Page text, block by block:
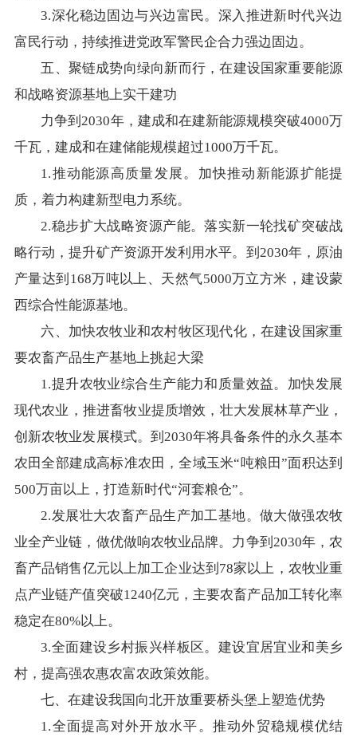
3.深化稳边固边与兴边富民。深入推进新时代兴边
富民行动，持续推进党政军警民企合力强边固边。
五、聚链成势向绿向新而行，在建设国家重要能源
和战略资源基地上实干建功
力争到2030年，建成和在建新能源规模突破4000万
千瓦，建成和在建储能规模超过1000万千瓦。
1.推动能源高质量发展。加快推动新能源扩能提
质，着力构建新型电力系统。
2.稳步扩大战略资源产能。落实新一轮找矿突破战
略行动，提升矿产资源开发利用水平。到2030年，原油
产量达到168万吨以上、天然气5000万立方米，建设蒙
西综合性能源基地。
六、加快农牧业和农村牧区现代化，在建设国家重
要农畜产品生产基地上挑起大梁
1.提升农牧业综合生产能力和质量效益。加快发展
现代农业，推进畜牧业提质增效，壮大发展林草产业，
创新农牧业发展模式。到2030年将具备条件的永久基本
农田全部建成高标准农田，全域玉米“吨粮田”面积达到
500万亩以上，打造新时代“河套粮仓”。
2.发展壮大农畜产品生产加工基地。做大做强农牧
业全产业链，做优做响农牧业品牌。力争到2030年，农
畜产品销售亿元以上加工企业达到78家以上，农牧业重
点产业链产值突破1240亿元，主要农畜产品加工转化率
稳定在80%以上。
3.全面建设乡村振兴样板区。建设宜居宜业和美乡
村，提高强农惠农富农政策效能。
七、在建设我国向北开放重要桥头堡上塑造优势
1.全面提高对外开放水平。推动外贸稳规模优结